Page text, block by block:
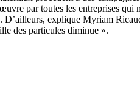
par toutes les entreprises
explique Myriam
des particules diminue ».